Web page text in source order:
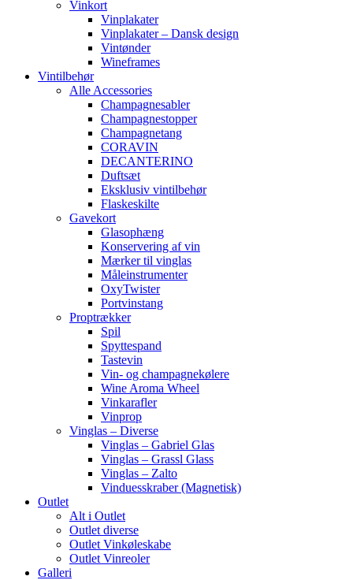
Vinkort
Vinplakater
Vinplakater – Dansk design
Vintønder
Wineframes
Vintilbehør
Alle Accessories
Champagnesabler
Champagnestopper
Champagnetang
CORAVIN
DECANTERINO
Duftsæt
Eksklusiv vintilbehør
Flaskeskilte
Gavekort
Glasophæng
Konservering af vin
Mærker til vinglas
Måleinstrumenter
OxyTwister
Portvinstang
Proptrækker
Spil
Spyttespand
Tastevin
Vin- og champagnekølere
Wine Aroma Wheel
Vinkarafler
Vinprop
Vinglas – Diverse
Vinglas – Gabriel Glas
Vinglas – Grassl Glass
Vinglas – Zalto
Vinduesskraber (Magnetisk)
Outlet
Alt i Outlet
Outlet diverse
Outlet Vinkøleskabe
Outlet Vinreoler
Galleri